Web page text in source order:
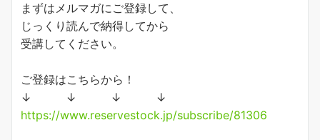
まずはメルマガにご登録して、
じっくり読んで納得してから
受講してください。
ご登録はこちらから！
↓ ↓ ↓ ↓
https://www.reservestock.jp/subscribe/81306